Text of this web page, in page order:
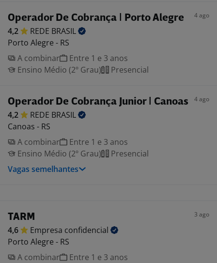
Operador De Cobrança | Porto Alegre 4 ago
4,2 REDE BRASIL
Porto Alegre - RS
A combinar
Entre 1 e 3 anos
Ensino Médio (2º Grau)
Presencial
Operador De Cobrança Junior | Canoas 4 ago
4,2 REDE BRASIL
Canoas - RS
A combinar
Entre 1 e 3 anos
Ensino Médio (2º Grau)
Presencial
Vagas semelhantes
TARM 3 ago
4,6 Empresa confidencial
Porto Alegre - RS
A combinar
Entre 1 e 3 anos